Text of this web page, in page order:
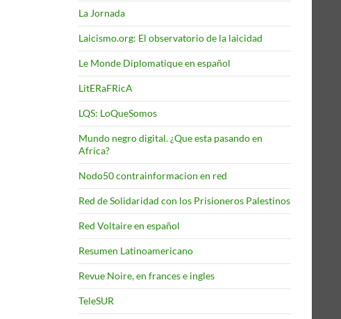
La Jornada
Laicismo.org: El observatorio de la laicidad
Le Monde Diplomatique en español
LitERaFRicA
LQS: LoQueSomos
Mundo negro digital. ¿Que esta pasando en
Africa?
Nodo50 contrainformacion en red
Red de Solidaridad con los Prisioneros Palestinos
Red Voltaire en español
Resumen Latinoamericano
Revue Noire, en frances e ingles
TeleSUR